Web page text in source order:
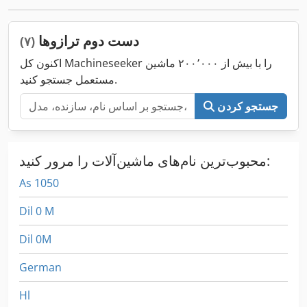
دست دوم ترازوها (۷)
اکنون کل Machineseeker را با بیش از ۲۰۰٬۰۰۰ ماشین
مستعمل جستجو کنید.
جستجو کردن
محبوب‌ترین نام‌های ماشین‌آلات را مرور کنید:
As 1050
Dil 0 M
Dil 0M
German
Hl